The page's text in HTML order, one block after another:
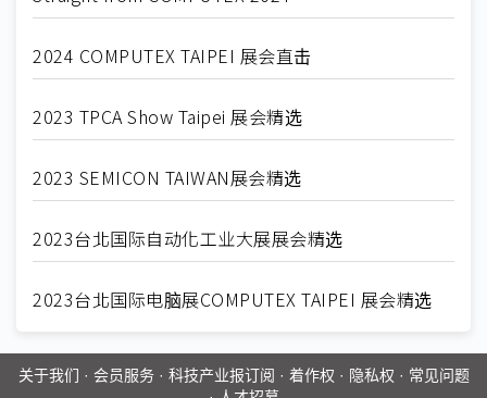
2024 COMPUTEX TAIPEI 展会直击
2023 TPCA Show Taipei 展会精选
2023 SEMICON TAIWAN展会精选
2023台北国际自动化工业大展展会精选
2023台北国际电脑展COMPUTEX TAIPEI 展会精选
关于我们 · 会员服务· 科技产业报订阅 · 着作权 · 隐私权 · 常见问题